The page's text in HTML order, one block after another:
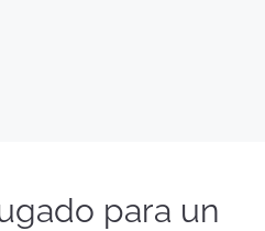
para un